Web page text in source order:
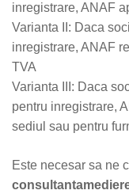
inregistrare, ANAF
Varianta II: Daca
inregistrare, ANAF
TVA
Varianta III: Daca
pentru inregistrare,
sediul sau pentru
Este necesar sa ne